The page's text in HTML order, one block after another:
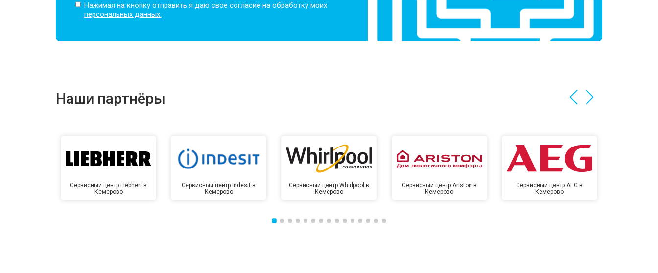
Нажимая на кнопку отправить я даю свое согласие на обработку моих
персональных данных.
Наши партнёры
Сервисный центр Liebherr в
Кемерово
Сервисный центр Indesit в
Кемерово
Сервисный центр Whirlpool в
Кемерово
Сервисный центр Ariston в
Кемерово
Сервисный центр AEG в
Кемерово